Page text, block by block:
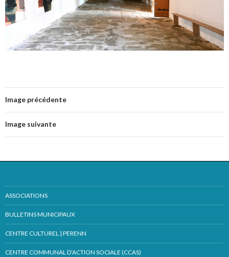
Image précédente
Image suivante
ASSOCIATIONS
BULLETINS MUNICIPAUX
CENTRE CULTUREL | PERENN
CENTRE COMMUNAL D’ACTION SOCIALE (CCAS)